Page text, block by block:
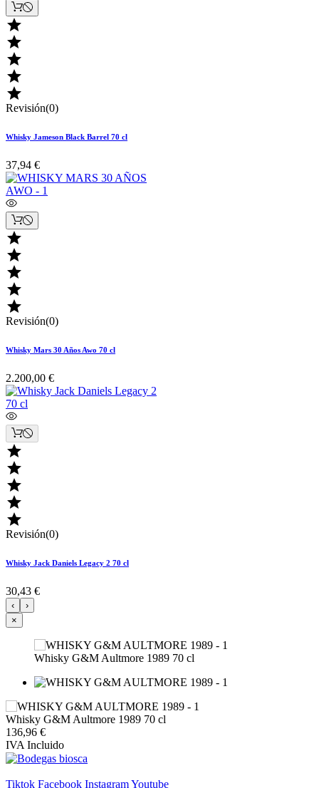





Revisión(0)
Whisky Jameson Black Barrel 70 cl
37,94 €





Revisión(0)
Whisky Mars 30 Años Awo 70 cl
2.200,00 €





Revisión(0)
Whisky Jack Daniels Legacy 2 70 cl
30,43 €
‹
›
×
Whisky G&M Aultmore 1989 70 cl
Whisky G&M Aultmore 1989 70 cl
136,96 €
IVA Incluido
Tiktok Facebook InstagramYoutube